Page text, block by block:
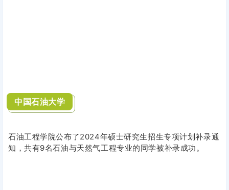
中国石油大学
石油工程学院公布了2024年硕士研究生招生专项计划补录通
知，共有9名石油与天然气工程专业的同学被补录成功。